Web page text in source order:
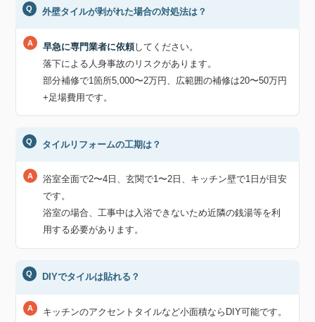
外壁タイルが剥がれた場合の対処法は？
早急に専門業者に依頼してください。
落下による人身事故のリスクがあります。
部分補修で1箇所5,000〜2万円、広範囲の補修は20〜50万円
+足場費用です。
タイルリフォームの工期は？
浴室全面で2〜4日、玄関で1〜2日、キッチン壁で1日が目安
です。
浴室の場合、工事中は入浴できないため近隣の銭湯等を利
用する必要があります。
DIYでタイルは貼れる？
キッチンのアクセントタイルなど小面積ならDIY可能です。